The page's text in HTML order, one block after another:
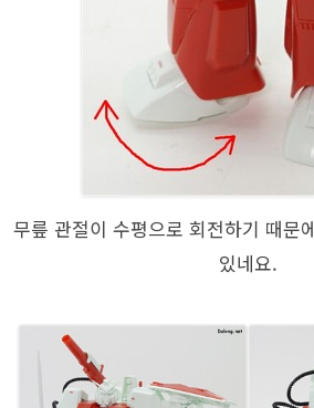
무릎 관절이 수평으로 회전하기 때문
있네요.